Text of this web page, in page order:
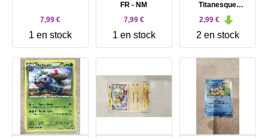
7,99 €
1 en stock
FR - NM
7,99 €
1 en stock
Titanesque
182/191
2,99 €
2 en stock